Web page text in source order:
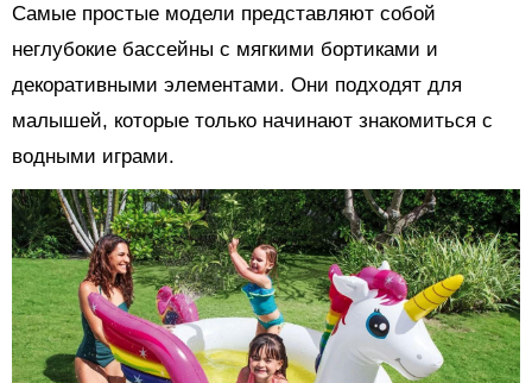
Самые простые модели представляют собой
неглубокие бассейны с мягкими бортиками и
декоративными элементами. Они подходят для
малышей, которые только начинают знакомиться с
водными играми.